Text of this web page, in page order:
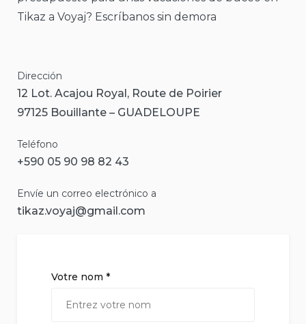
Tikaz a Voyaj? Escríbanos sin demora
Dirección
12 Lot. Acajou Royal, Route de Poirier
97125 Bouillante – GUADELOUPE
Teléfono
+590 05 90 98 82 43
Envíe un correo electrónico a
tikaz.voyaj@gmail.com
Votre nom *